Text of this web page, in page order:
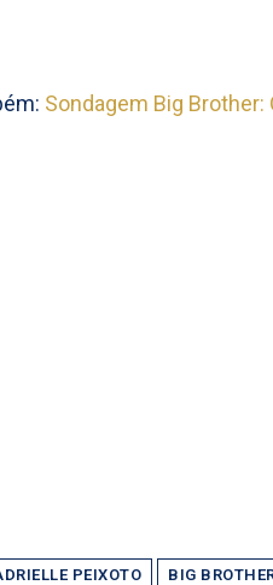
Sondagem Big
PEIXOTO BIG